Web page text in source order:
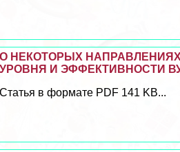
О НЕКОТОРЫХ
УРОВНЯ И ЭФФЕКТИВНОСТИ
Статья в формате PDF 141 KB...